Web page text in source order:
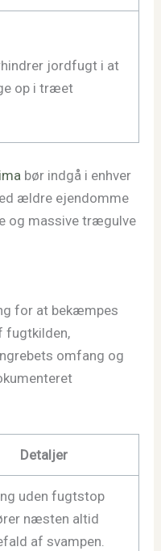
jordfugt i at
op i træet
bør indgå i enhver
ældre ejendomme
og massive trægulve
for at bekæmpes
fugtkilden,
omfang og
Detaljer
uden fugtstop
næsten altid
af svampen.